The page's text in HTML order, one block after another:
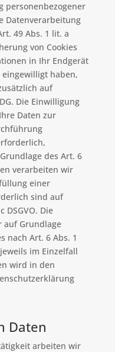
personenbezogener
Datenverarbeitung
49 Abs. 1 lit. a
von Cookies
in Ihr Endgerät
eingewilligt haben,
auf
Die Einwilligung
Daten zur
des Art. 6
verarbeiten wir
einer
sind auf
DSGVO. Die
auf Grundlage
nach Art. 6 Abs. 1
im Einzelfall
wird in den
Daten
arbeiten wir